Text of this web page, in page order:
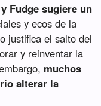
Fudge sugiere un
y ecos de la
justifica el salto del
y reinventar la
muchos
alterar la